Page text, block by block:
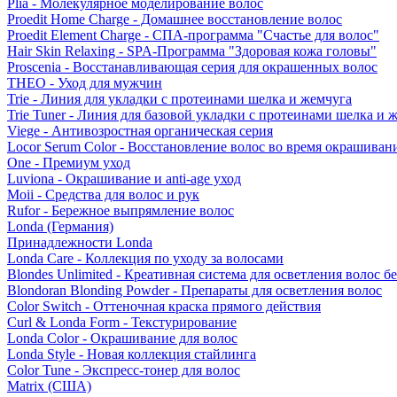
Plia - Молекулярное моделирование волос
Proedit Home Charge - Домашнее восстановление волос
Proedit Element Charge - СПА-программа "Счастье для волос"
Hair Skin Relaxing - SPA-Программа "Здоровая кожа головы"
Proscenia - Восстанавливающая серия для окрашенных волос
THEO - Уход для мужчин
Trie - Линия для укладки с протеинами шелка и жемчуга
Trie Tuner - Линия для базовой укладки с протеинами шелка и
Viege - Антивозростная органическая серия
Locor Serum Color - Восстановление волос во время
One - Премиум уход
Luviona - Окрашивание и anti-age уход
Moii - Средства для волос и рук
Rufor - Бережное выпрямление волос
Londa (Германия)
Принадлежности Londa
Londa Care - Коллекция по уходу за волосами
Blondes Unlimited - Креативная система для осветления волос
Blondoran Blonding Powder - Препараты для осветления волос
Color Switch - Оттеночная краска прямого действия
Curl & Londa Form - Текстурирование
Londa Color - Окрашивание для волос
Londa Style - Новая коллекция стайлинга
Color Tune - Экспресс-тонер для волос
Matrix (США)